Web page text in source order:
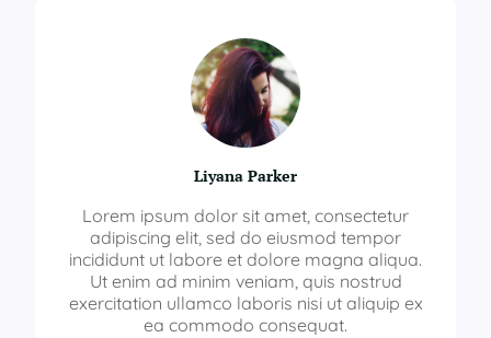
ı
f
ö
ğ
r
e
t
e
n
l
i
ğ
i
Liyana Parker
Lorem ipsum dolor sit amet, consectetur
adipiscing elit, sed do eiusmod tempor
incididunt ut labore et dolore magna aliqua.
Ut enim ad minim veniam, quis nostrud
exercitation ullamco laboris nisi ut aliquip ex
ea commodo consequat.